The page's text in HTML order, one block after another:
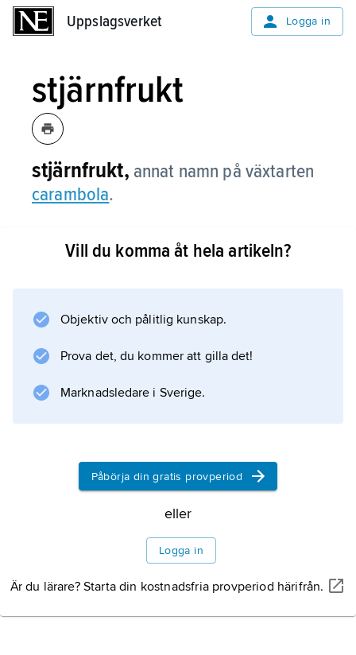
Uppslagsverket Logga in
stjärnfrukt
stjärnfrukt, annat namn på växtarten
carambola.
Vill du komma åt hela artikeln?
Objektiv och pålitlig kunskap.
Prova det, du kommer att gilla det!
Marknadsledare i Sverige.
Påbörja din gratis provperiod
eller
Logga in
Är du lärare? Starta din kostnadsfria provperiod härifrån.